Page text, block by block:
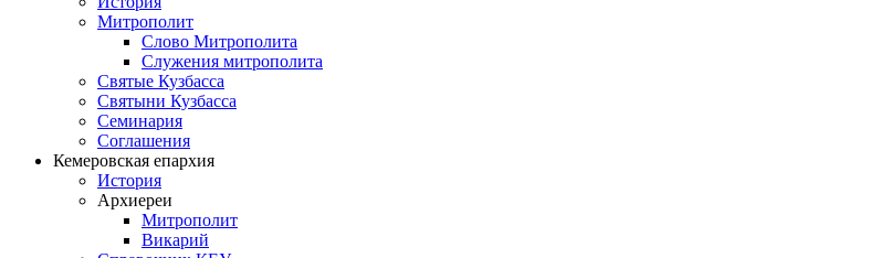
Митрополит
Слово Митрополита
Служения митрополита
Святые Кузбасса
Святыни Кузбасса
Семинария
Соглашения
Кемеровская епархия
История
Архиереи
Митрополит
Викарий